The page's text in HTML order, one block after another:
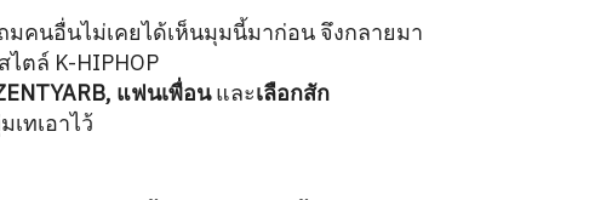
คนอื่นไม่เคยได้เห็นมุมนี้มาก่อน จึงกลายมา
ตล์ K-HIPHOP
แฟนเพื่อนและเลือกสัก
เทเอาไว้